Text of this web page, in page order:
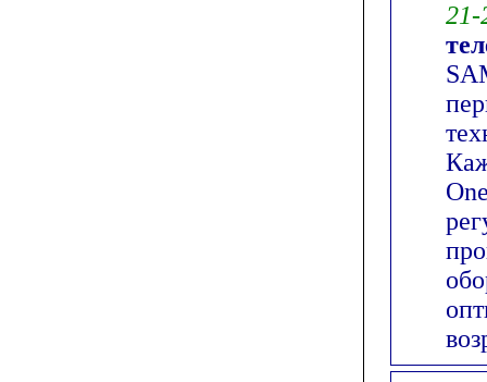
21-